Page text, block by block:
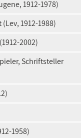
1912-1978)
1912-1988)
2002)
Schriftsteller
1958)